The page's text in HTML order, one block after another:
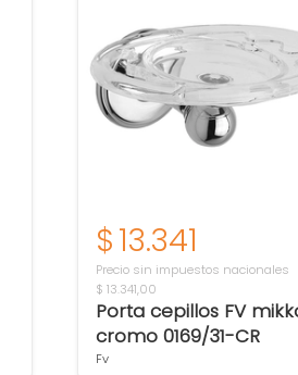
$13.341
Precio sin impuestos nacionales
$ 13.341,00
Porta cepillos FV
cromo 0169/31-CR
Fv